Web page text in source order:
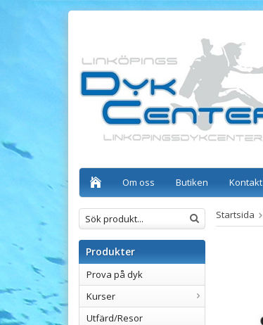
Om oss Butiken Kontakt
Produkter
Prova på dyk
Kurser
Utfärd/Resor
Startsida